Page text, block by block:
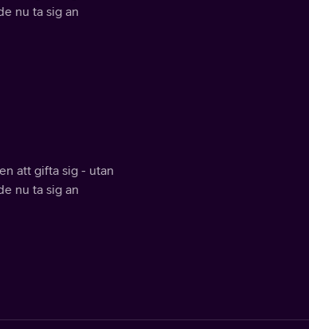
nu ta sig an
att gifta sig - utan
nu ta sig an